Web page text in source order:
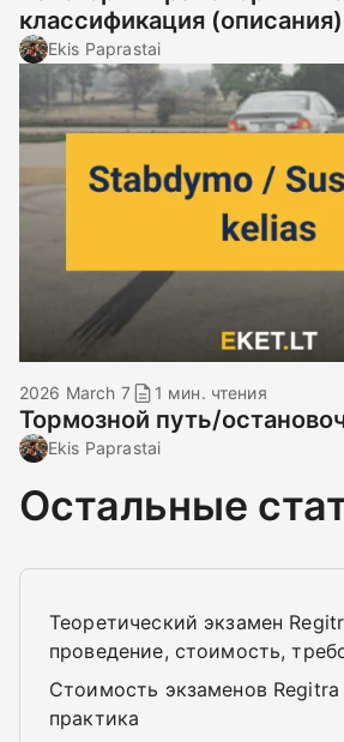
классификация (описания)
Ekis Paprastai
2026 March 7 1 мин. чтения
Тормозной путь/
Ekis Paprastai
Остальные
Теоретический экзамен
проведение, стоимость,
Стоимость экзаменов
практика